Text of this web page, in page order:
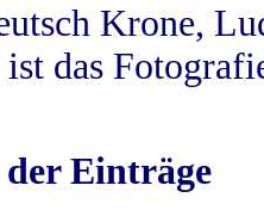
Krone,
das
Einträge